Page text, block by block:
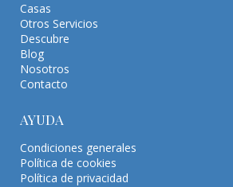
Casas
Otros Servicios
Descubre
Blog
Nosotros
Contacto
AYUDA
Condiciones generales
Política de cookies
Política de privacidad